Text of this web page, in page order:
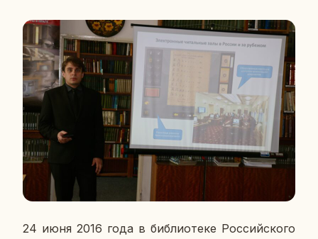
24 июня 2016 года в биб­лио­те­ке Рос­сий­ско­го